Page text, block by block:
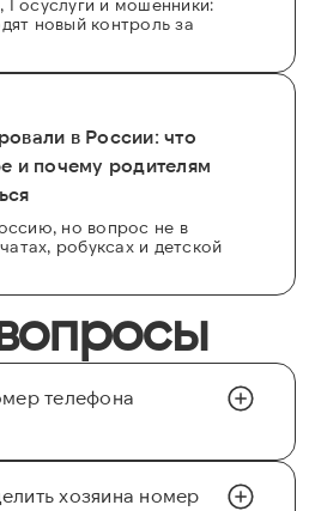
Госуслуги и мошенники:
новый контроль за
в России: что
и почему родителям
но вопрос не в
робуксах и детской
телефона
хозяина номер